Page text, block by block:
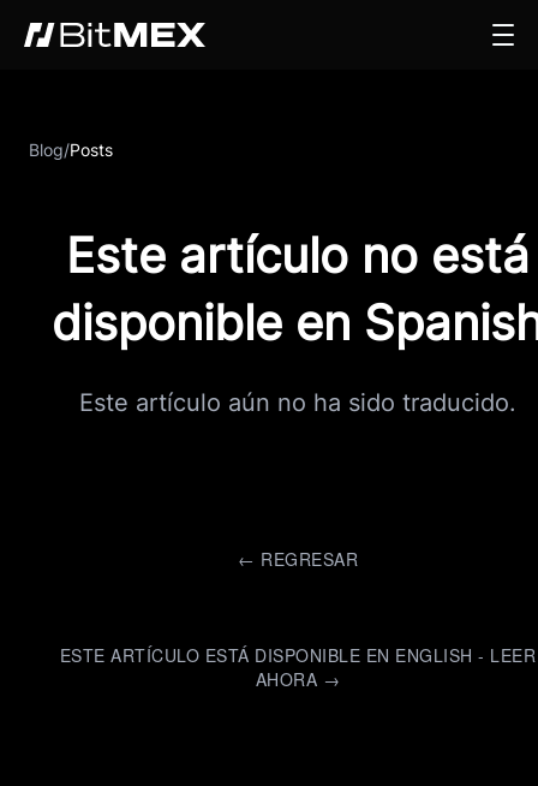
Blog/Posts
Este artículo no está
disponible en
Este artículo aún no ha sido traducido.
← REGRESAR
ESTE ARTÍCULO ESTÁ DISPONIBLE EN ENGLISH - LEER
AHORA →